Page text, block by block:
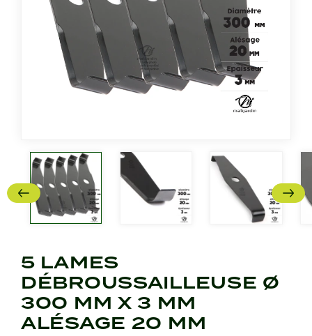
5 LAMES
DÉBROUSSAILLEUSE Ø
300 MM X 3 MM
ALÉSAGE 20 MM